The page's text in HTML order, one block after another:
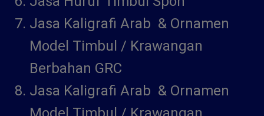
Jasa Kaligrafi Arab & Ornamen
Model Timbul / Krawangan
Berbahan GRC
Jasa Kaligrafi Arab & Ornamen